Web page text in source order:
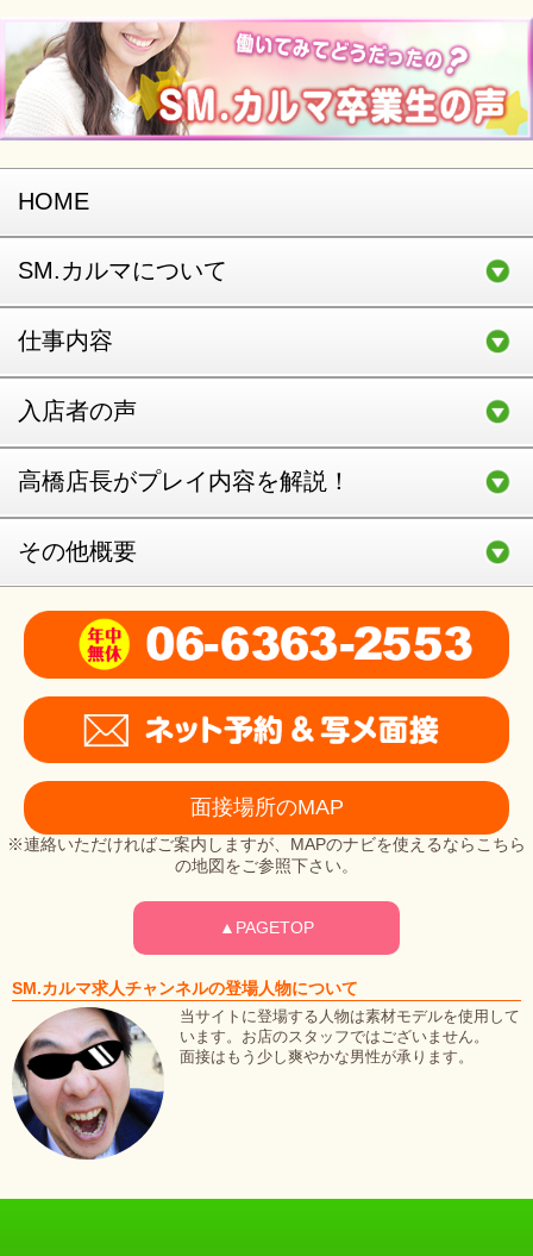
HOME
SM.カルマについて
仕事内容
入店者の声
高橋店長がプレイ内容を解説！
その他概要
面接場所のMAP
※連絡いただければご案内しますが、MAPのナビを使えるならこちら
の地図をご参照下さい。
▲PAGETOP
SM.カルマ求人チャンネルの登場人物について
当サイトに登場する人物は素材モデルを使用して
います。お店のスタッフではございません。
面接はもう少し爽やかな男性が承ります。